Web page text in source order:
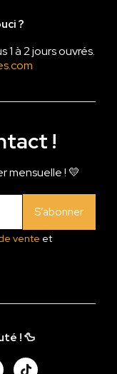
?
à 2 jours ouvrés.
!
mensuelle ! 💛
S’abonner
vente et
! 🦆